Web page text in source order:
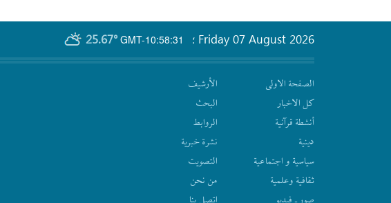
GMT-10:58:31
25.67° Friday 07 August 2026 ؛
الصفحة الاولى
كل الاخبار
أنشطة قرآنیة
دينية
سیاسیة و اجتماعیة
ثقافیة وعلمیة
الأرشیف
البحث
الروابط
نشرة‌ خبریة
التصويت
من نحن